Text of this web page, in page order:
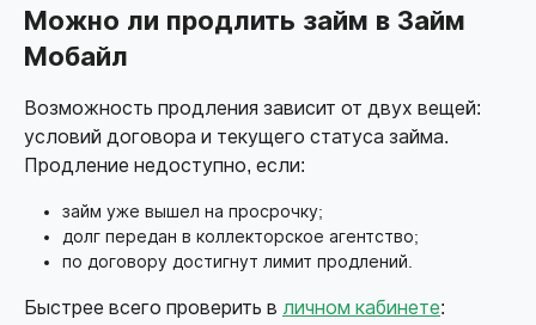
Можно ли продлить займ в Займ
Мобайл
Возможность продления зависит от двух вещей:
условий договора и текущего статуса займа.
Продление недоступно, если:
займ уже вышел на просрочку;
долг передан в коллекторское агентство;
по договору достигнут лимит продлений.
Быстрее всего проверить в личном кабинете: